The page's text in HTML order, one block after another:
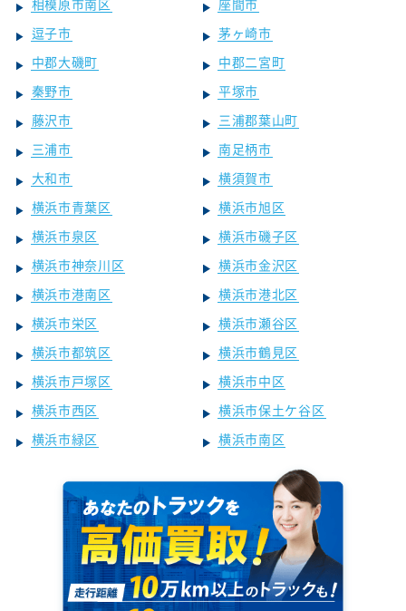
逗子市
茅ヶ崎市
中郡大磯町
中郡二宮町
秦野市
平塚市
藤沢市
三浦郡葉山町
三浦市
南足柄市
大和市
横須賀市
横浜市青葉区
横浜市旭区
横浜市泉区
横浜市磯子区
横浜市神奈川区
横浜市金沢区
横浜市港南区
横浜市港北区
横浜市栄区
横浜市瀬谷区
横浜市都筑区
横浜市鶴見区
横浜市戸塚区
横浜市中区
横浜市西区
横浜市保土ケ谷区
横浜市緑区
横浜市南区